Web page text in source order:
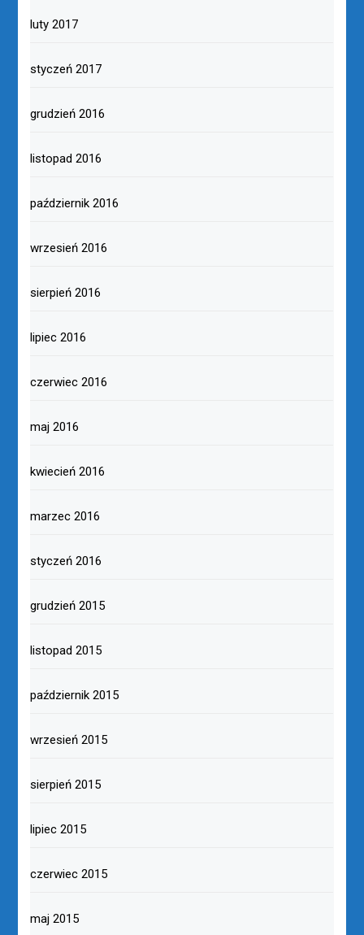
luty 2017
styczeń 2017
grudzień 2016
listopad 2016
październik 2016
wrzesień 2016
sierpień 2016
lipiec 2016
czerwiec 2016
maj 2016
kwiecień 2016
marzec 2016
styczeń 2016
grudzień 2015
listopad 2015
październik 2015
wrzesień 2015
sierpień 2015
lipiec 2015
czerwiec 2015
maj 2015